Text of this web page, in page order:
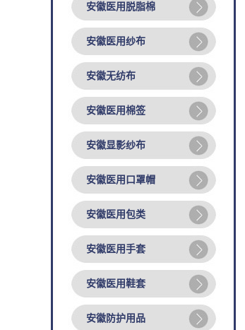
安徽医用脱脂棉
安徽医用纱布
安徽无纺布
安徽医用棉签
安徽显影纱布
安徽医用口罩帽
安徽医用包类
安徽医用手套
安徽医用鞋套
安徽防护用品